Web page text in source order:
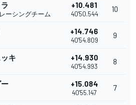
ーシングチーム
+10.481
40'50.544
10
+14.746
40'54.809
9
キ +14.930
40'54.993
8
+15.084
40'55.147
7